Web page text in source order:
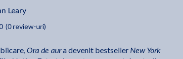
Leary
(0 review-uri)
Ora de aura devenit bestseller New York